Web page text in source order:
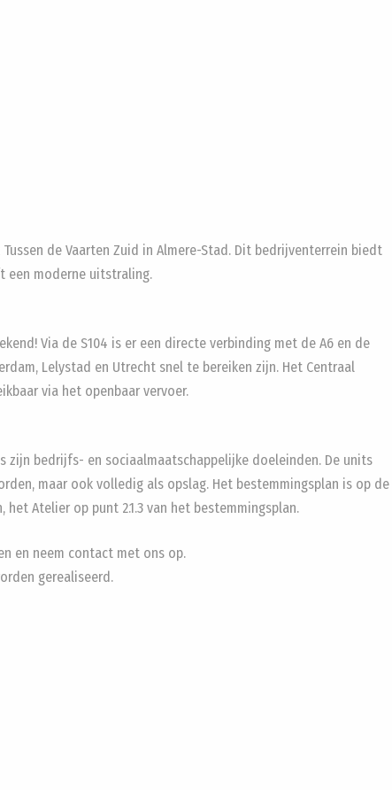
de Vaarten Zuid in Almere-Stad. Dit bedrijventerrein biedt
een moderne uitstraling.
Via de S104 is er een directe verbinding met de A6 en de
Lelystad en Utrecht snel te bereiken zijn. Het Centraal
via het openbaar vervoer.
zijn bedrijfs- en sociaalmaatschappelijke doeleinden. De units
maar ook volledig als opslag. Het bestemmingsplan is op de
Atelier op punt 2.1.3 van het bestemmingsplan.
en neem contact met ons op.
gerealiseerd.